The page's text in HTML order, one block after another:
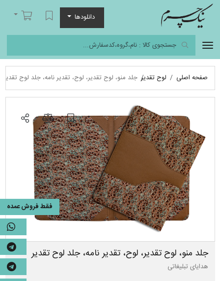
دانلودها
لیست مورد علاقه
سبد خرید
صفحه اصلی لوح تقدیر جلد منو، لوح تقدیر، لوح، تقدیر نامه، جلد لوح تقدیر
جلد منو، لوح تقدیر، لوح، تقدیر نامه، جلد لوح تقدیر
هدایای تبلیغاتی
فقط فروش عمده